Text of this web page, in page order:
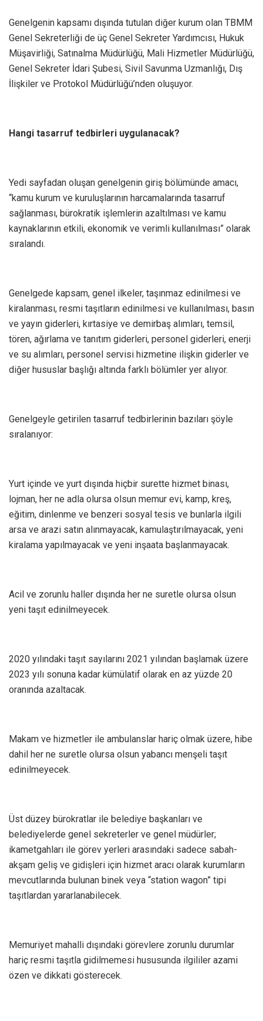
Genelgenin kapsamı dışında tutulan diğer kurum olan TBMM
Genel Sekreterliği de üç Genel Sekreter Yardımcısı, Hukuk
Müşavirliği, Satınalma Müdürlüğü, Mali Hizmetler Müdürlüğü,
Genel Sekreter İdari Şubesi, Sivil Savunma Uzmanlığı, Dış
İlişkiler ve Protokol Müdürlüğü’nden oluşuyor.
Hangi tasarruf tedbirleri uygulanacak?
Yedi sayfadan oluşan genelgenin giriş bölümünde amacı,
“kamu kurum ve kuruluşlarının harcamalarında tasarruf
sağlanması, bürokratik işlemlerin azaltılması ve kamu
kaynaklarının etkili, ekonomik ve verimli kullanılması” olarak
sıralandı.
Genelgede kapsam, genel ilkeler, taşınmaz edinilmesi ve
kiralanması, resmi taşıtların edinilmesi ve kullanılması, basın
ve yayın giderleri, kırtasiye ve demirbaş alımları, temsil,
tören, ağırlama ve tanıtım giderleri, personel giderleri, enerji
ve su alımları, personel servisi hizmetine ilişkin giderler ve
diğer hususlar başlığı altında farklı bölümler yer alıyor.
Genelgeyle getirilen tasarruf tedbirlerinin bazıları şöyle
sıralanıyor:
Yurt içinde ve yurt dışında hiçbir surette hizmet binası,
lojman, her ne adla olursa olsun memur evi, kamp, kreş,
eğitim, dinlenme ve benzeri sosyal tesis ve bunlarla ilgili
arsa ve arazi satın alınmayacak, kamulaştırılmayacak, yeni
kiralama yapılmayacak ve yeni inşaata başlanmayacak.
Acil ve zorunlu haller dışında her ne suretle olursa olsun
yeni taşıt edinilmeyecek.
2020 yılındaki taşıt sayılarını 2021 yılından başlamak üzere
2023 yılı sonuna kadar kümülatif olarak en az yüzde 20
oranında azaltacak.
Makam ve hizmetler ile ambulanslar hariç olmak üzere, hibe
dahil her ne suretle olursa olsun yabancı menşeli taşıt
edinilmeyecek.
Üst düzey bürokratlar ile belediye başkanları ve
belediyelerde genel sekreterler ve genel müdürler;
ikametgahları ile görev yerleri arasındaki sadece sabah-
akşam geliş ve gidişleri için hizmet aracı olarak kurumların
mevcutlarında bulunan binek veya “station wagon” tipi
taşıtlardan yararlanabilecek.
Memuriyet mahalli dışındaki görevlere zorunlu durumlar
hariç resmi taşıtla gidilmemesi hususunda ilgililer azami
özen ve dikkati gösterecek.